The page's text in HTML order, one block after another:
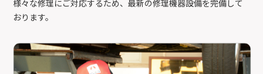
様々な修理にご対応するため、最新の修理機器設備を完備して
おります。